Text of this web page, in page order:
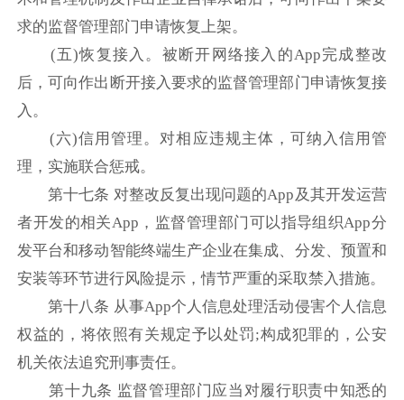
求的监督管理部门申请恢复上架。
(五)恢复接入。被断开网络接入的App完成整改
后，可向作出断开接入要求的监督管理部门申请恢复接
入。
(六)信用管理。对相应违规主体，可纳入信用管
理，实施联合惩戒。
第十七条 对整改反复出现问题的App及其开发运营
者开发的相关App，监督管理部门可以指导组织App分
发平台和移动智能终端生产企业在集成、分发、预置和
安装等环节进行风险提示，情节严重的采取禁入措施。
第十八条 从事App个人信息处理活动侵害个人信息
权益的，将依照有关规定予以处罚;构成犯罪的，公安
机关依法追究刑事责任。
第十九条 监督管理部门应当对履行职责中知悉的